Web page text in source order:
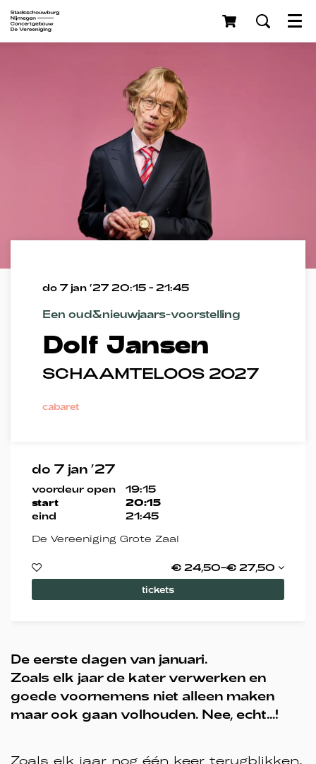
Menu
Dolf Jansen
SCHAAMTELOOS 2027
Een oud&nieuwjaars-voorstelling
do 7 jan ’2720:15 - 21:45
cabaret
do 7 jan ’27
voordeur open
19:15
start
20:15
eind
21:45
De Vereeniging Grote Zaal
€ 24,50–€ 27,50
tickets
De eerste dagen van januari.
Zoals elk jaar de kater verwerken en
goede voornemens niet alleen maken
maar ook gaan volhouden. Nee, echt...!
Zoals elk jaar nog één keer terugblikken,